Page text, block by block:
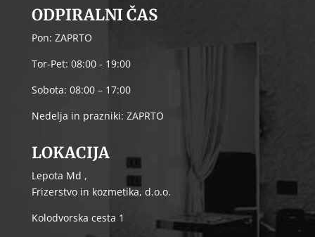
ODPIRALNI ČAS
Pon: ZAPRTO
Tor-Pet: 08:00 - 19:00
Sobota: 08:00 – 17:00
Nedelja in prazniki: ZAPRTO
LOKACIJA
Lepota Md ,
Frizerstvo in kozmetika, d.o.o.
Kolodvorska cesta 1